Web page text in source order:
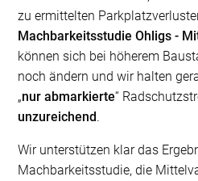
zu ermittelten
Machbarkeitsstudie Ohligs -
können sich bei höherem
noch ändern und wir halten
„nur abmarkierte“
unzureichend.
Wir unterstützen klar das
Machbarkeitsstudie, die